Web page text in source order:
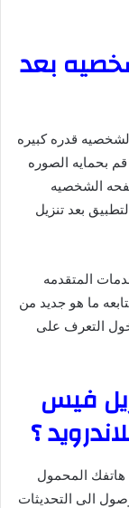
بعد
قدره كبيره
بحمايه الصوره
الشخصيه
بعد تنزيل
المتقدمه
ما هو جديد من
التعرف على
فيس
المحمول
الى التحديثات